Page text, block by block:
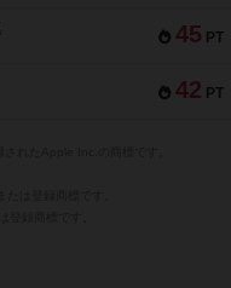
45 PT
42 PT